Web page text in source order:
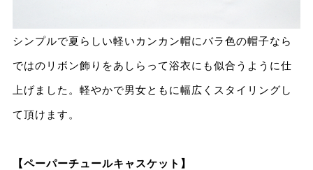
シンプルで夏らしい軽いカンカン帽にバラ色の帽子なら
ではのリボン飾りをあしらって浴衣にも似合うように仕
上げました。軽やかで男⼥ともに幅広くスタイリングし
て頂けます。
【ペーパーチュールキャスケット】